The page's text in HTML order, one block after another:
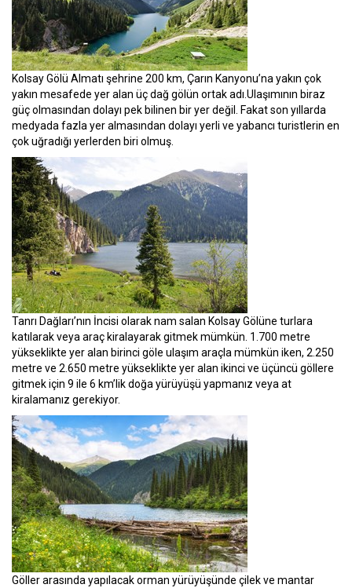
Kolsay Gölü Almatı şehrine 200 km, Çarın Kanyonu’na yakın çok
yakın mesafede yer alan üç dağ gölün ortak adı.Ulaşımının biraz
güç olmasından dolayı pek bilinen bir yer değil. Fakat son yıllarda
medyada fazla yer almasından dolayı yerli ve yabancı turistlerin en
çok uğradığı yerlerden biri olmuş.
Tanrı Dağları’nın İncisi olarak nam salan Kolsay Gölüne turlara
katılarak veya araç kiralayarak gitmek mümkün. 1.700 metre
yükseklikte yer alan birinci göle ulaşım araçla mümkün iken, 2.250
metre ve 2.650 metre yükseklikte yer alan ikinci ve üçüncü göllere
gitmek için 9 ile 6 km’lik doğa yürüyüşü yapmanız veya at
kiralamanız gerekiyor.
Göller arasında yapılacak orman yürüyüşünde çilek ve mantar